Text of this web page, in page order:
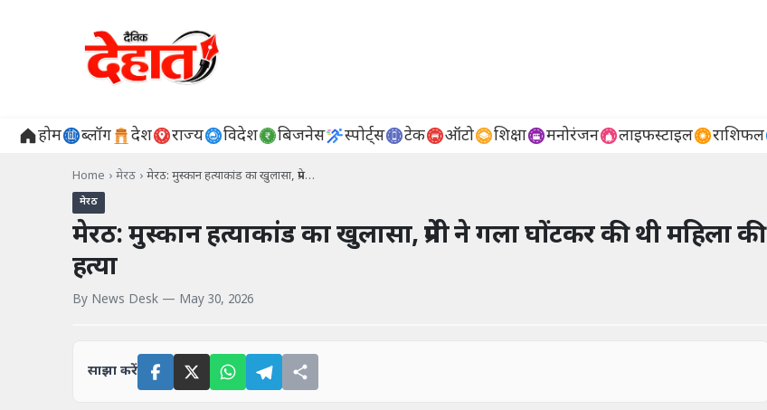
होम ब्लॉग देश राज्य विदेश बिजनेस स्पोर्ट्स टेक ऑटो शिक्षा मनोरंजन लाइफस्टाइल राशिफल
Home › मेरठ › मेरठ: मुस्कान हत्याकांड का खुलासा, प्रेम…
मेरठ
मेरठ: मुस्कान हत्याकांड का खुलासा, प्रेमी ने गला घोंटकर की थी महिला की
हत्या
By News Desk — May 30, 2026
साझा करें